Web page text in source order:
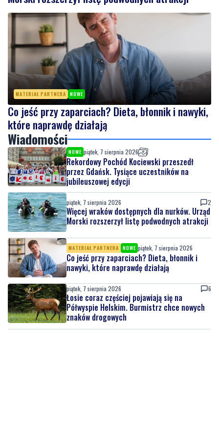
Więcej wraków dostępnych dla nurków. Urząd
Morski rozszerzył listę podwodnych atrakcji
MATERIAŁ PARTNERA NOWE
Co jeść przy zaparciach? Dieta, błonnik i nawyki,
które naprawdę działają
Wiadomości
piątek, 7 sierpnia 2026
Rekordowy Pochód Kociewski przeszedł
przez Gdańsk. Tysiące uczestników na
jubileuszowej edycji
piątek, 7 sierpnia 2026 2
Więcej wraków dostępnych dla nurków. Urząd
Morski rozszerzył listę podwodnych atrakcji
MATERIAŁ PARTNERA NOWE piątek, 7 sierpnia 2026
Co jeść przy zaparciach? Dieta, błonnik i
nawyki, które naprawdę działają
piątek, 7 sierpnia 2026
Łosie coraz częściej pojawiają się na